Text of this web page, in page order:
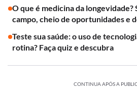
O que é medicina da longevidade?
campo, cheio de oportunidades e
Teste sua saúde: o uso de
rotina? Faça quiz e descubra
CONTINUA APÓS A